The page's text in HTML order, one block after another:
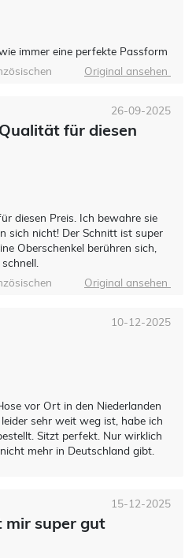
immer eine perfekte Passform
Original ansehen
für diesen
diesen Preis. Ich bewahre sie
sich nicht! Der Schnitt ist super
Oberschenkel berühren sich,
26-09-2025
Original ansehen
vor Ort in den Niederlanden
sehr weit weg ist, habe ich
Sitzt perfekt. Nur wirklich
mehr in Deutschland gibt.
10-12-2025
mir super gut
15-12-2025